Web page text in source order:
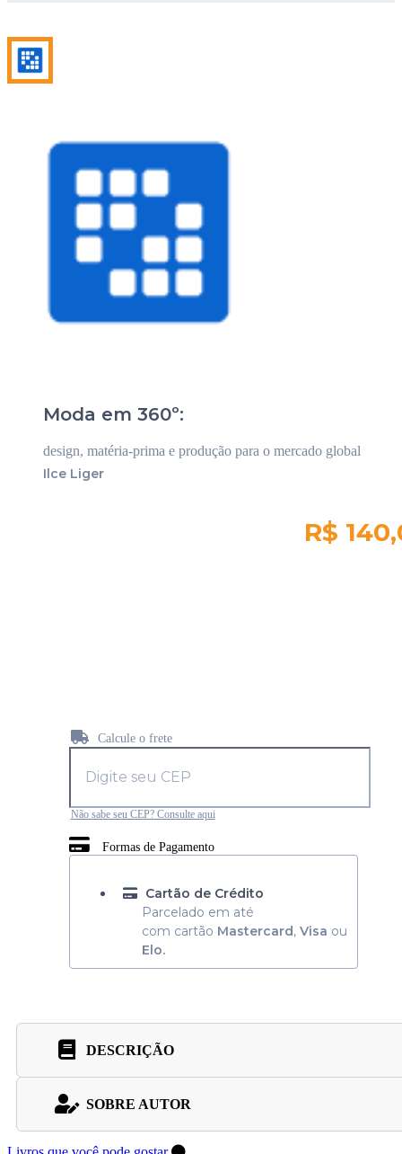
Moda em 360º:
design, matéria-prima e produção para o mercado global
Ilce Liger
R$
Calcule o frete
Não sabe seu CEP? Consulte aqui
Formas de Pagamento
Cartão de Crédito
Parcelado em até
com cartão Mastercard, Visa ou
Elo.
DESCRIÇÃO
SOBRE AUTOR